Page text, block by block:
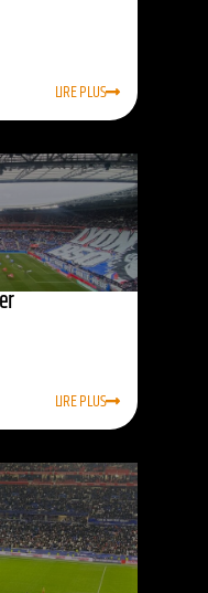
LIRE PLUS
LIRE PLUS